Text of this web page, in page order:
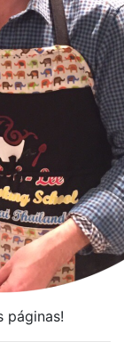
páginas!